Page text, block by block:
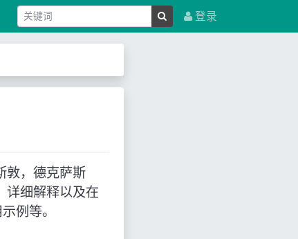
登录
敦，德克萨斯
详细解释以及在
例等。